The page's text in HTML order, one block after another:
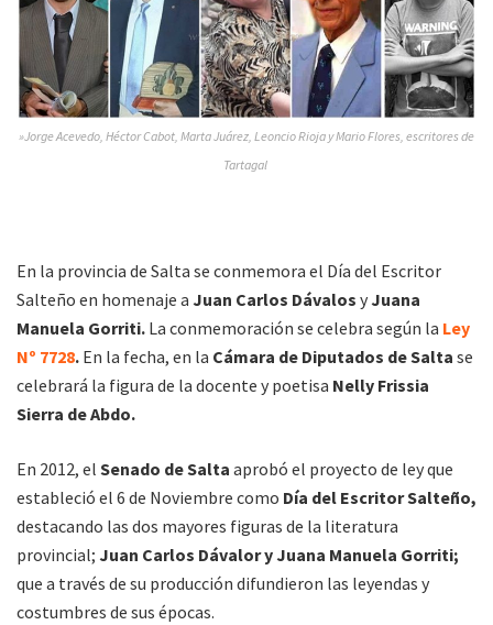
»Jorge Acevedo, Héctor Cabot, Marta Juárez, Leoncio Rioja y Mario Flores, escritores de
Tartagal
En la provincia de Salta se conmemora el Día del Escritor
Salteño en homenaje a Juan Carlos Dávalos yJuana
Manuela Gorriti. La conmemoración se celebra según la Ley
Nº 7728. En la fecha, en la Cámara de Diputados de Salta se
celebrará la figura de la docente y poetisa Nelly Frissia
Sierra de Abdo.
En 2012, el Senado de Salta aprobó el proyecto de ley que
estableció el 6 de Noviembre como Día del Escritor Salteño,
destacando las dos mayores figuras de la literatura
provincial; Juan Carlos Dávalor y Juana Manuela Gorriti;
que a través de su producción difundieron las leyendas y
costumbres de sus épocas.